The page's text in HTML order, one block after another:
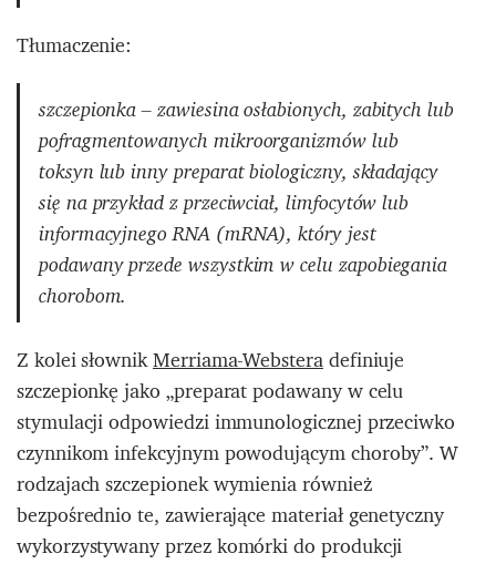
Tłumaczenie:
szczepionka – zawiesina osłabionych, zabitych lub
pofragmentowanych mikroorganizmów lub
toksyn lub inny preparat biologiczny, składający
się na przykład z przeciwciał, limfocytów lub
informacyjnego RNA (mRNA), który jest
podawany przede wszystkim w celu zapobiegania
chorobom.
Z kolei słownikMerriama-Websteradefiniuje
szczepionkę jako „preparat podawany w celu
stymulacji odpowiedzi immunologicznej przeciwko
czynnikom infekcyjnym powodującym choroby”. W
rodzajach szczepionek wymienia również
bezpośrednio te, zawierające materiał genetyczny
wykorzystywany przez komórki do produkcji